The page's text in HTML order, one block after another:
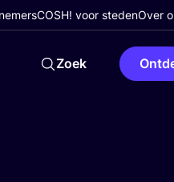
COSH! voor stedenOver
Zoek